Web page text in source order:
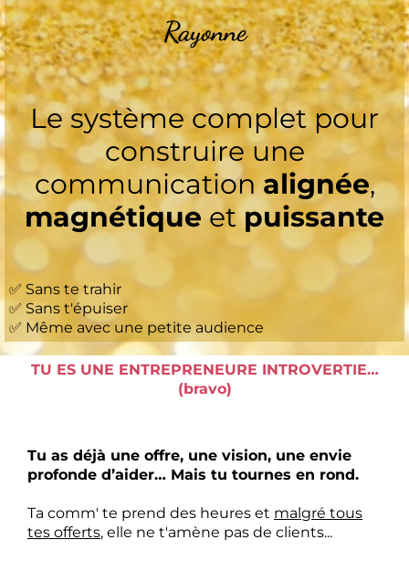
Rayonne
Le système complet pour
construire une
communicationalignée,
magnétiqueetpuissante
✅ Sans te trahir
✅ Sans t'épuiser
✅ Même avec une petite audience
TU ES UNE ENTREPRENEURE INTROVERTIE…
(bravo)
Tu as déjà une offre, une vision, une envie
profonde d’aider… Mais tu tournes en rond.
Ta comm' te prend des heures et malgré tous
tes offerts, elle ne t'amène pas de clients...